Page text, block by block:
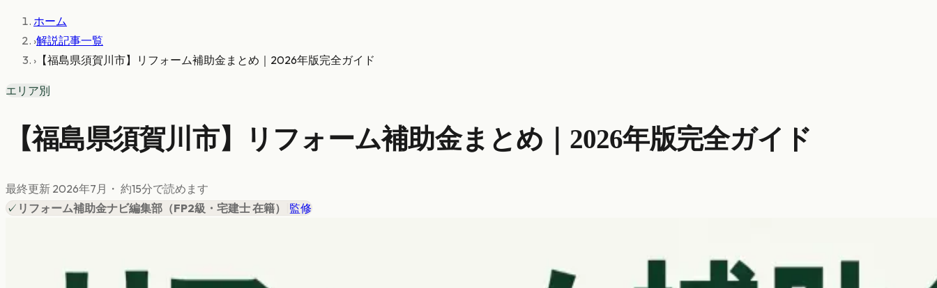
ホーム
›解説記事一覧
› 【福島県須賀川市】リフォーム補助金まとめ｜2026年版完全ガイド
エリア別
【福島県須賀川市】リフォーム補助金まとめ｜2026年版完全ガイド
最終更新 2026年7月 ・ 約15分で読めます
✓ リフォーム補助金ナビ編集部 （FP2級・宅建士 在籍） 監修